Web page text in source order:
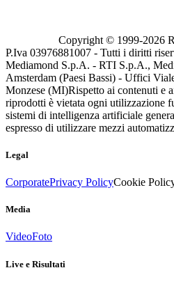
Copyright © 1999-2026
P.Iva 03976881007 - Tutti i diritti
Mediamond S.p.A. - RTI S.p.A.,
Amsterdam (Paesi Bassi) - Uffici
Monzese (MI)Rispetto ai contenuti e
riprodotti è vietata ogni utilizzazione
sistemi di intelligenza artificiale
espresso di utilizzare mezzi
Legal
CorporatePrivacy PolicyCookie
Media
VideoFoto
Live e Risultati